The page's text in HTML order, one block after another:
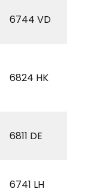
6744 VD
6824 HK
6811 DE
6741 LH